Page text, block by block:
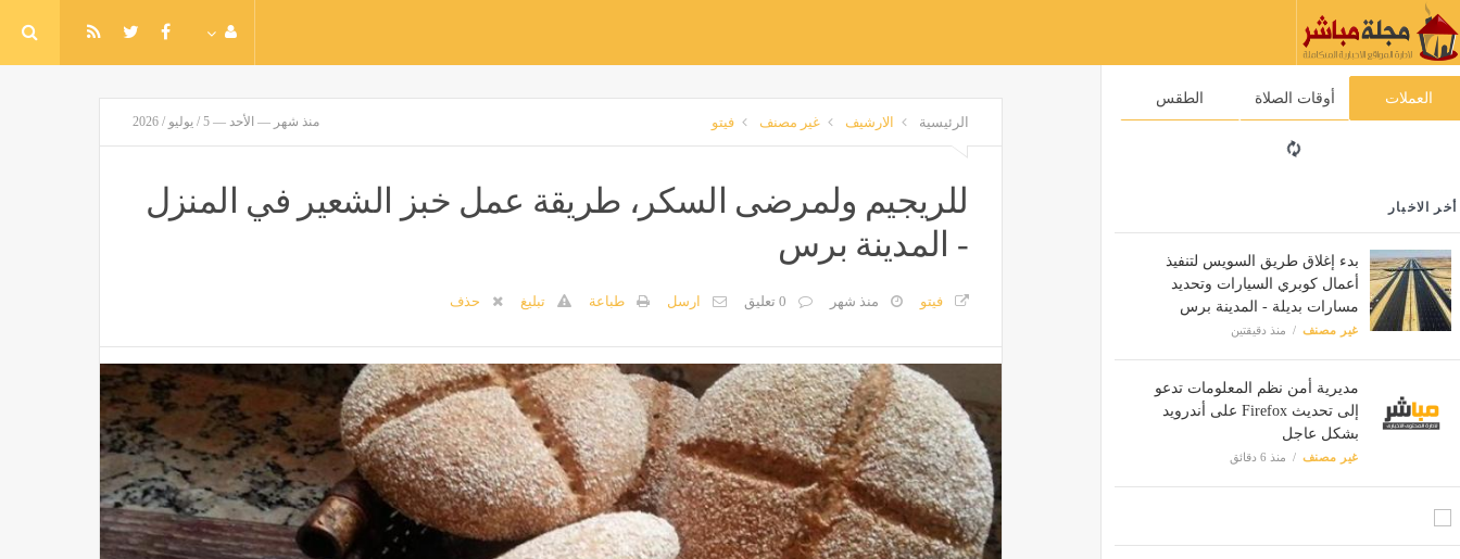
العملات أوقات الصلاة الطقس
أخر الاخبار
بدء إغلاق طريق السويس لتنفيذ
أعمال كوبري السيارات وتحديد
مسارات بديلة - المدينة برس
غير مصنف منذ دقيقتين
مديرية أمن نظم المعلومات تدعو
إلى تحديث Firefox على أندرويد
بشكل عاجل
غير مصنف منذ 6 دقائق
الرئيسية الارشيف غير مصنف فيتو منذ شهر — الأحد — 5 / يوليو / 2026
للريجيم ولمرضى السكر، طريقة عمل خبز الشعير في المنزل
- المدينة برس
فيتو منذ شهر 0 تعليق ارسل طباعة تبليغ حذف